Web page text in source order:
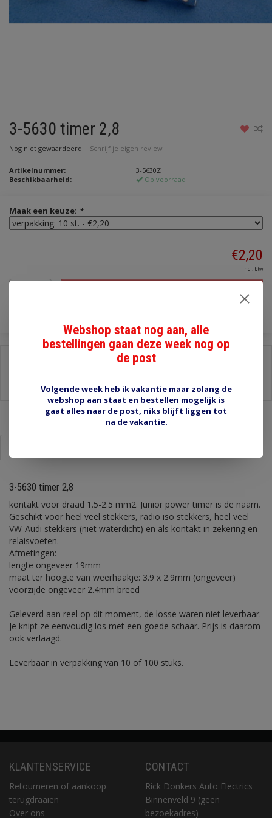
3-5630 timer 2,8
Nog niet gewaardeerd | Schrijf je eigen review
Artikelnummer:
3-5630Z
Beschikbaarheid:
Op voorraad
Maak een keuze: *
€2,20
Incl. btw
Afdrukken
3-5630 timer 2,8
kontakt voor draad 1.5-2.5 mm2. Junior power timer is de naam.
Geschikt voor heel veel stekkers, radio iso stekkers, heel veel
VW-Audi stekkers (niet waterdicht) en als kontakt in zekering en
relaisvoeten.
Afmetingen:
lengte ongeveer 19mm
maat ter hoogte van weerhaakje: 3.9 x 2.9mm (ongeveer)
voorzijde ongeveer 2.4mm breed
Geleverd aan reel op dit moment, de losse waren niet leverbaar.
Je knipt ze eenvoudig los met een goede schaar. Prijs is daarom
ook verlaagd.
Leverbaar in verpakking van 10 of 100 stuks.
KLANTENSERVICE
Retourneren of aankoop
terugdraaien
Over ons
CONTACT
Rick Donkers Auto Electrics
Binnenveld 9 (geen
bezoekadres)
Webshop staat nog aan, alle
bestellingen gaan deze week nog op
de post
Volgende week heb ik vakantie maar zolang de
webshop aan staat en bestellen mogelijk is
gaat alles naar de post, niks blijft liggen tot
na de vakantie.